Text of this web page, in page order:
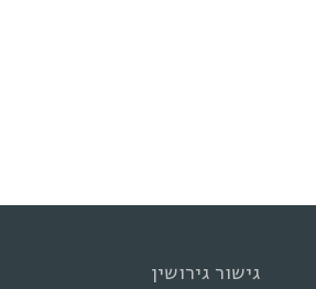
גישור גירושין